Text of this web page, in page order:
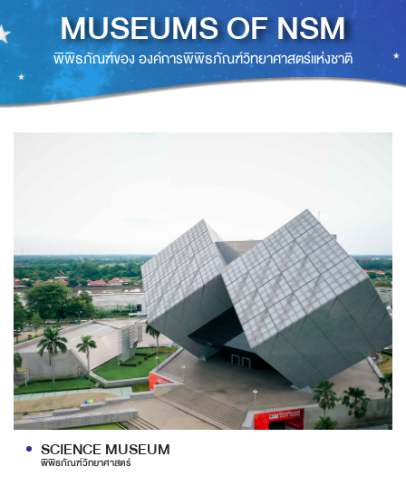
MUSEUMS OF NSM
พิพิธภัณฑ์ของ องค์การพิพิธภัณฑ์วิทยาศาสตร์แห่งชาติ
SCIENCE MUSEUM
พิพิธภัณฑ์วิทยาศาสตร์